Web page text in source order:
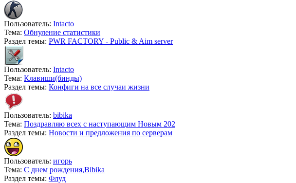
Пользователь: Intacto
Тема: Обнуление статистики
Раздел темы: PWR FACTORY - Public & Aim server
Пользователь: Intacto
Тема: Клавиши(бинды)
Раздел темы: Конфиги на все случаи жизни
Пользователь: bibika
Тема: Поздравляю всех с наступающим Новым 202
Раздел темы: Новости и предложения по серверам
Пользователь: игорь
Тема: С днем рождения,Bibika
Раздел темы: Флуд